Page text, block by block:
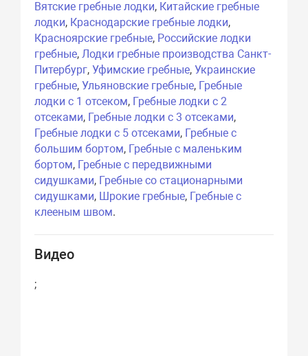
Вятские гребные лодки, Китайские гребные
лодки, Краснодарские гребные лодки,
Красноярские гребные, Российские лодки
гребные,Лодки гребные производства Санкт-
Питербург,Уфимские гребные,Украинские
гребные,Ульяновские гребные, Гребные
лодки с 1 отсеком, Гребные лодки с 2
отсеками, Гребные лодки с 3 отсеками,
Гребные лодки с 5 отсеками, Гребные с
большим бортом, Гребные с маленьким
бортом, Гребные с передвижными
сидушками, Гребные со стационарными
сидушками, Шрокие гребные, Гребные с
клееным швом.
Видео
;